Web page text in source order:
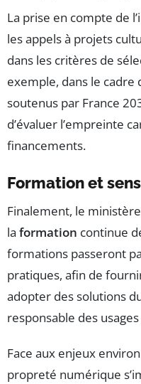
La prise en compte de
les appels à projets
dans les critères de
exemple, dans le
soutenus par France
d’évaluer l’empreinte
financements.
Formation et
Finalement, le
la formation continue
formations passeront
pratiques, afin de
adopter des solutions
responsable des
Face aux enjeux
propreté numérique